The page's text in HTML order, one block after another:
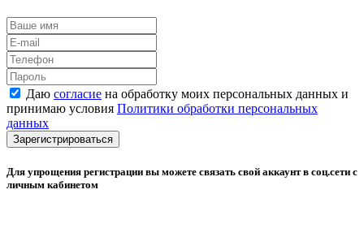
Даю согласие на обработку моих персональных данных и
принимаю условия Политики обработки персональных
данных
Зарегистрироваться
Для упрощения регистрации вы можете связать свой аккаунт в соц.сети с
личным кабинетом